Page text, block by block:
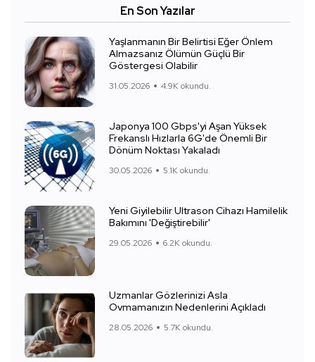
En Son Yazılar
Yaşlanmanın Bir Belirtisi Eğer Önlem
Almazsanız Ölümün Güçlü Bir
Göstergesi Olabilir
31.05.2026 4.9K okundu.
Japonya 100 Gbps'yi Aşan Yüksek
Frekanslı Hızlarla 6G'de Önemli Bir
Dönüm Noktası Yakaladı
30.05.2026 5.1K okundu.
Yeni Giyilebilir Ultrason Cihazı Hamilelik
Bakımını 'Değiştirebilir'
29.05.2026 6.2K okundu.
Uzmanlar Gözlerinizi Asla
Ovmamanızın Nedenlerini Açıkladı
28.05.2026 5.7K okundu.